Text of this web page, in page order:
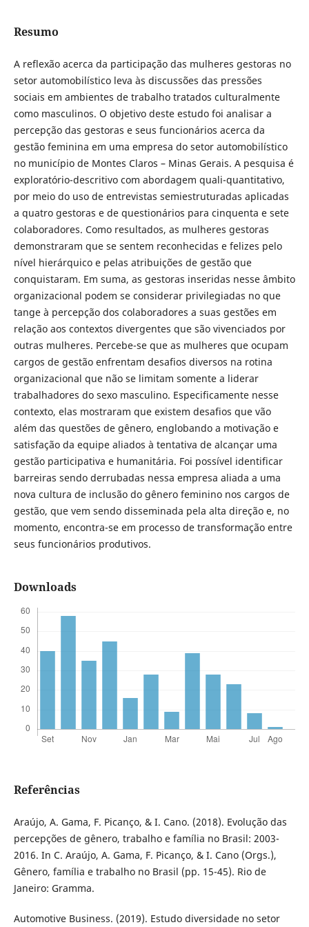
Resumo
A reflexão acerca da participação das mulheres gestoras no
setor automobilístico leva às discussões das pressões
sociais em ambientes de trabalho tratados culturalmente
como masculinos. O objetivo deste estudo foi analisar a
percepção das gestoras e seus funcionários acerca da
gestão feminina em uma empresa do setor automobilístico
no município de Montes Claros – Minas Gerais. A pesquisa é
exploratório-descritivo com abordagem quali-quantitativo,
por meio do uso de entrevistas semiestruturadas aplicadas
a quatro gestoras e de questionários para cinquenta e sete
colaboradores. Como resultados, as mulheres gestoras
demonstraram que se sentem reconhecidas e felizes pelo
nível hierárquico e pelas atribuições de gestão que
conquistaram. Em suma, as gestoras inseridas nesse âmbito
organizacional podem se considerar privilegiadas no que
tange à percepção dos colaboradores a suas gestões em
relação aos contextos divergentes que são vivenciados por
outras mulheres. Percebe-se que as mulheres que ocupam
cargos de gestão enfrentam desafios diversos na rotina
organizacional que não se limitam somente a liderar
trabalhadores do sexo masculino. Especificamente nesse
contexto, elas mostraram que existem desafios que vão
além das questões de gênero, englobando a motivação e
satisfação da equipe aliados à tentativa de alcançar uma
gestão participativa e humanitária. Foi possível identificar
barreiras sendo derrubadas nessa empresa aliada a uma
nova cultura de inclusão do gênero feminino nos cargos de
gestão, que vem sendo disseminada pela alta direção e, no
momento, encontra-se em processo de transformação entre
seus funcionários produtivos.
Downloads
Referências
Araújo, A. Gama, F. Picanço, & I. Cano. (2018). Evolução das
percepções de gênero, trabalho e família no Brasil: 2003-
2016. In C. Araújo, A. Gama, F. Picanço, & I. Cano (Orgs.),
Gênero, família e trabalho no Brasil (pp. 15-45). Rio de
Janeiro: Gramma.
Automotive Business. (2019). Estudo diversidade no setor